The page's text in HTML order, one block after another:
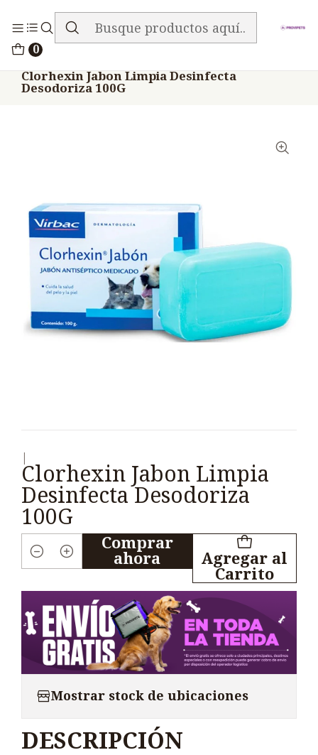
0
ENVIO GRATIS EN TODA LA TIENDA
Clorhexin Jabon Limpia Desinfecta
Desodoriza 100G
Clorhexin Jabon Limpia
Desinfecta Desodoriza
100G
Cantidad
Agregar al
Carrito
Comprar
ahora
Mostrar stock de ubicaciones
DESCRIPCIÓN